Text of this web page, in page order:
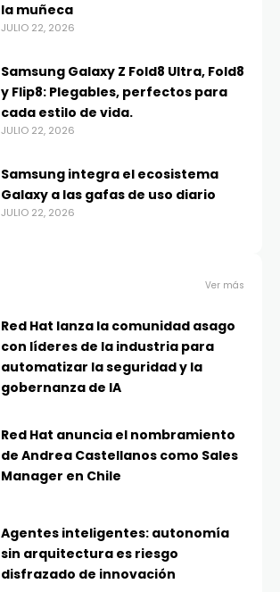
la muñeca
JULIO 22, 2026
Samsung Galaxy Z Fold8 Ultra, Fold8
y Flip8: Plegables, perfectos para
cada estilo de vida.
JULIO 22, 2026
Samsung integra el ecosistema
Galaxy a las gafas de uso diario
JULIO 22, 2026
Ver más
Red Hat lanza la comunidad asago
con líderes de la industria para
automatizar la seguridad y la
gobernanza de IA
Red Hat anuncia el nombramiento
de Andrea Castellanos como Sales
Manager en Chile
Agentes inteligentes: autonomía
sin arquitectura es riesgo
disfrazado de innovación